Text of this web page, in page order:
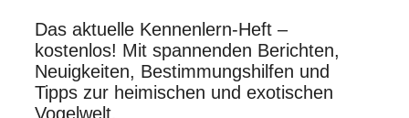
Das aktuelle Kennenlern-Heft –
kostenlos! Mit spannenden Berichten,
Neuigkeiten, Bestimmungshilfen und
Tipps zur heimischen und exotischen
Vogelwelt.